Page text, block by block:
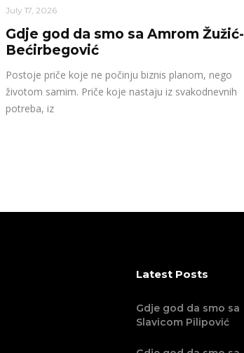
July 17, 2026
Gdje god da smo sa Amrom Žužić-
Bećirbegović
Postoje priče koje ne počinju biznis planom, nego
životom samim. Priče koje nastaju iz svakodnevnih
potreba, iz
Latest Posts
Gdje god da smo sa
Slavicom Pilipović